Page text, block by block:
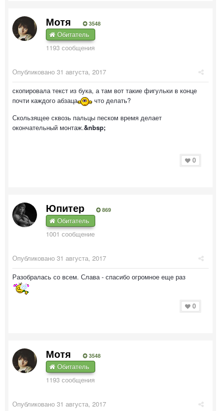
Мотя 3548
Обитатель
1193 сообщения
Опубликовано 31 августа, 2017
скопировала текст из бука, а там вот такие фигульки в конце
почти каждого абзаца
что делать?
Скользящее сквозь пальцы песком время делает
окончательный монтаж.&nbsp;
0
Юпитер 869
Обитатель
1001 сообщение
Опубликовано 31 августа, 2017
Разобралась со всем. Слава - спасибо огромное еще раз
0
Мотя 3548
Обитатель
1193 сообщения
Опубликовано 31 августа, 2017